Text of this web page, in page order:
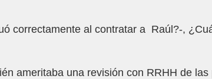
correctamente al contratar a  Raúl?-,
ameritaba una revisión con RRHH de